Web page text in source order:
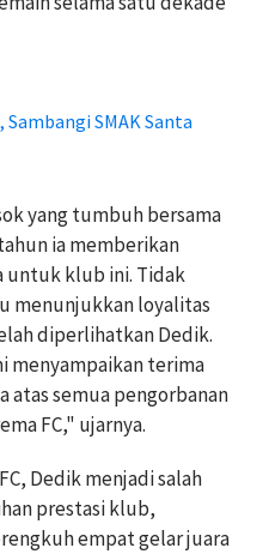
Sambangi SMAK Santa
yang tumbuh bersama
ia memberikan
untuk klub ini. Tidak
menunjukkan loyalitas
diperlihatkan Dedik.
menyampaikan terima
atas semua pengorbanan
FC," ujarnya.
Dedik menjadi salah
prestasi klub,
empat gelar juara